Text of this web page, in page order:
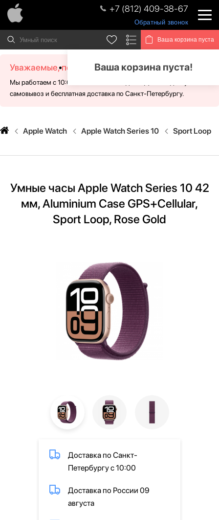
+7 (812) 409-38-67
Обратный звонок
Ваша корзина пуста
Ваша корзина пуста!
Уважаемые, посетители!
Мы работаем с 10:00 - 21:00 без выходных. Для Вас доступен
самовывоз и бесплатная доставка по Санкт-Петербургу.
Apple Watch Apple Watch Series 10 Sport Loop
Умные часы Apple Watch Series 10 42
мм, Aluminium Case GPS+Cellular,
Sport Loop, Rose Gold
Доставка по Санкт-
Петербургу с 10:00
Доставка по России 09
августа